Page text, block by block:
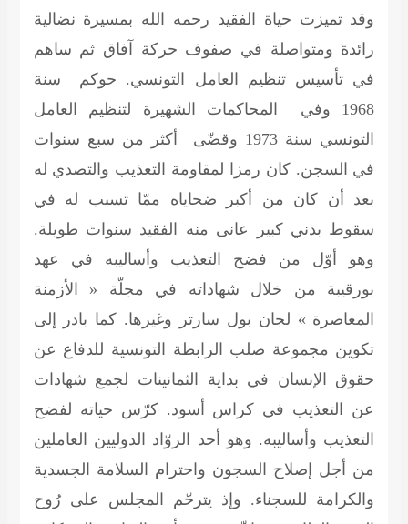
وقد تميزت حياة الفقيد رحمه الله بمسيرة نضالية
رائدة ومتواصلة في صفوف حركة آفاق ثم ساهم
في تأسيس تنظيم العامل التونسي. حوكم سنة
1968 وفي المحاكمات الشهيرة لتنظيم العامل
التونسي سنة 1973 وقضّى أكثر من سبع سنوات
في السجن. كان رمزا لمقاومة التعذيب والتصدي له
بعد أن كان من أكبر ضحاياه ممّا تسبب له في
سقوط بدني كبير عانى منه الفقيد سنوات طويلة.
وهو أوّل من فضح التعذيب وأساليبه في عهد
بورقيبة من خلال شهاداته في مجلّة « الأزمنة
المعاصرة » لجان بول سارتر وغيرها. كما بادر إلى
تكوين مجموعة صلب الرابطة التونسية للدفاع عن
حقوق الإنسان في بداية الثمانينات لجمع شهادات
عن التعذيب في كراس أسود. كرّس حياته لفضح
التعذيب وأساليبه. وهو أحد الروّاد الدوليين العاملين
من أجل إصلاح السجون واحترام السلامة الجسدية
والكرامة للسجناء. وإذ يترحّم المجلس على رُوح